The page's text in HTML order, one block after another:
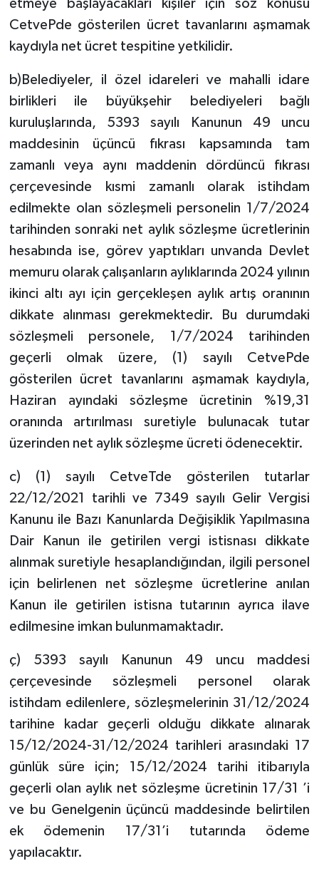
etmeye başlayacakları kişiler için söz konusu
CetvePde gösterilen ücret tavanlarını aşmamak
kaydıyla net ücret tespitine yetkilidir.
b)Belediyeler, il özel idareleri ve mahalli idare
birlikleri ile büyükşehir belediyeleri bağlı
kuruluşlarında, 5393 sayılı Kanunun 49 uncu
maddesinin üçüncü fıkrası kapsamında tam
zamanlı veya aynı maddenin dördüncü fıkrası
çerçevesinde kısmi zamanlı olarak istihdam
edilmekte olan sözleşmeli personelin 1/7/2024
tarihinden sonraki net aylık sözleşme ücretlerinin
hesabında ise, görev yaptıkları unvanda Devlet
memuru olarak çalışanların aylıklarında 2024 yılının
ikinci altı ayı için gerçekleşen aylık artış oranının
dikkate alınması gerekmektedir. Bu durumdaki
sözleşmeli personele, 1/7/2024 tarihinden
geçerli olmak üzere, (1) sayılı CetvePde
gösterilen ücret tavanlarını aşmamak kaydıyla,
Haziran ayındaki sözleşme ücretinin %19,31
oranında artırılması suretiyle bulunacak tutar
üzerinden net aylık sözleşme ücreti ödenecektir.
c) (1) sayılı CetveTde gösterilen tutarlar
22/12/2021 tarihli ve 7349 sayılı Gelir Vergisi
Kanunu ile Bazı Kanunlarda Değişiklik Yapılmasına
Dair Kanun ile getirilen vergi istisnası dikkate
alınmak suretiyle hesaplandığından, ilgili personel
için belirlenen net sözleşme ücretlerine anılan
Kanun ile getirilen istisna tutarının ayrıca ilave
edilmesine imkan bulunmamaktadır.
ç) 5393 sayılı Kanunun 49 uncu maddesi
çerçevesinde sözleşmeli personel olarak
istihdam edilenlere, sözleşmelerinin 31/12/2024
tarihine kadar geçerli olduğu dikkate alınarak
15/12/2024-31/12/2024 tarihleri arasındaki 17
günlük süre için; 15/12/2024 tarihi itibarıyla
geçerli olan aylık net sözleşme ücretinin 17/31 ’i
ve bu Genelgenin üçüncü maddesinde belirtilen
ek ödemenin 17/31’i tutarında ödeme
yapılacaktır.